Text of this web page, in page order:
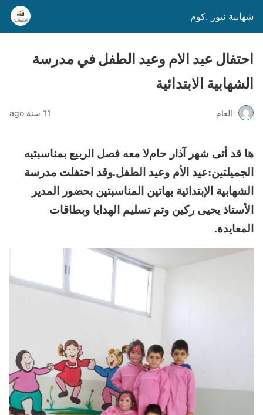
شهابية نيوز .كوم
احتفال عيد الام وعيد الطفل في مدرسة
الشهابية الابتدائية
العام 11 سنة ago
ها قد أتى شهر آذار حامﻻ معه فصل الربيع بمناسبتيه
الجميلتين:عيد اﻷم وعيد الطفل.وقد احتفلت مدرسة
الشهابية اﻹبتدائية بهاتين المناسبتين بحضور المدير
اﻷستاذ يحيى ركين وتم تسليم الهدايا وبطاقات
المعايدة.